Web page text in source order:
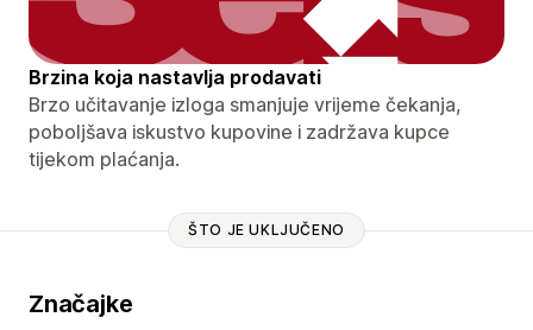
Brzina koja nastavlja prodavati
Brzo učitavanje izloga smanjuje vrijeme čekanja,
poboljšava iskustvo kupovine i zadržava kupce
tijekom plaćanja.
ŠTO JE UKLJUČENO
Značajke